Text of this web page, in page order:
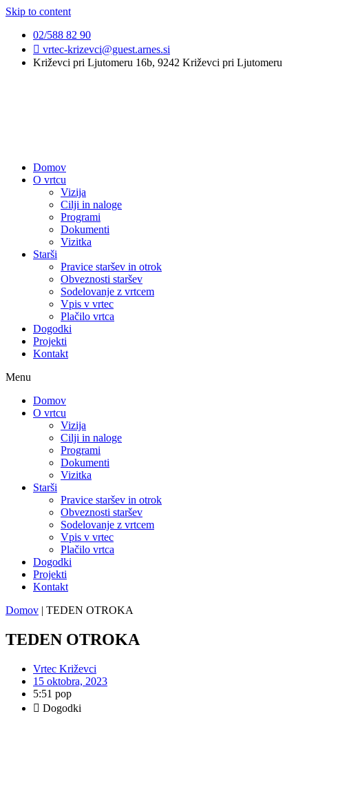
Skip to content
02/588 82 90
vrtec-krizevci@guest.arnes.si
Križevci pri Ljutomeru 16b, 9242 Križevci pri Ljutomeru
Domov
O vrtcu
Vizija
Cilji in naloge
Programi
Dokumenti
Vizitka
Starši
Pravice staršev in otrok
Obveznosti staršev
Sodelovanje z vrtcem
Vpis v vrtec
Plačilo vrtca
Dogodki
Projekti
Kontakt
Menu
Domov
O vrtcu
Vizija
Cilji in naloge
Programi
Dokumenti
Vizitka
Starši
Pravice staršev in otrok
Obveznosti staršev
Sodelovanje z vrtcem
Vpis v vrtec
Plačilo vrtca
Dogodki
Projekti
Kontakt
Domov | TEDEN OTROKA
TEDEN OTROKA
Vrtec Križevci
15 oktobra, 2023
5:51 pop
Dogodki